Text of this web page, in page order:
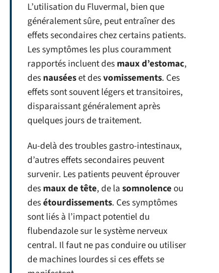
L’utilisation du Fluvermal, bien que
généralement sûre, peut entraîner des
effets secondaires chez certains patients.
Les symptômes les plus couramment
rapportés incluent desmaux d’estomac,
desnauséeset desvomissements. Ces
effets sont souvent légers et transitoires,
disparaissant généralement après
quelques jours de traitement.
Au-delà des troubles gastro-intestinaux,
d’autres effets secondaires peuvent
survenir. Les patients peuvent éprouver
desmaux de tête, de lasomnolence ou
desétourdissements. Ces symptômes
sont liés à l’impact potentiel du
flubendazole sur le système nerveux
central. Il faut ne pas conduire ou utiliser
de machines lourdes si ces effets se